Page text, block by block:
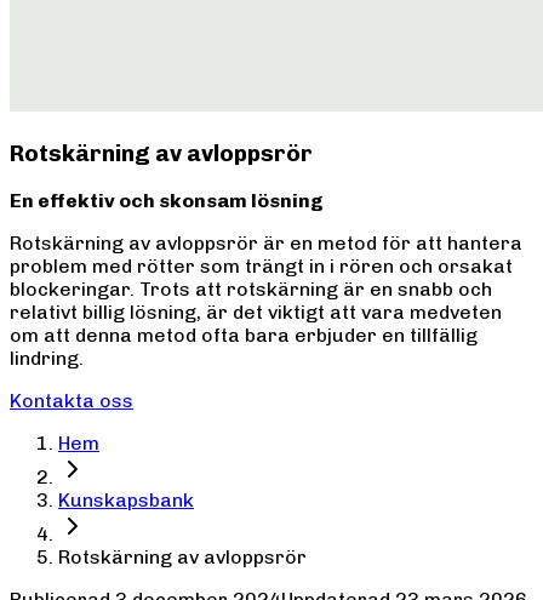
Rotskärning av avloppsrör
En effektiv och skonsam lösning
Rotskärning av avloppsrör är en metod för att hantera
problem med rötter som trängt in i rören och orsakat
blockeringar. Trots att rotskärning är en snabb och
relativt billig lösning, är det viktigt att vara medveten
om att denna metod ofta bara erbjuder en tillfällig
lindring.
Kontakta oss
Hem
Kunskapsbank
Rotskärning av avloppsrör